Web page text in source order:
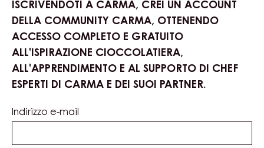
ISCRIVENDOTI A CARMA, CREI UN ACCOUNT
DELLA COMMUNITY CARMA, OTTENENDO
ACCESSO COMPLETO E GRATUITO
ALL'ISPIRAZIONE CIOCCOLATIERA,
ALL'APPRENDIMENTO E AL SUPPORTO DI CHEF
ESPERTI DI CARMA E DEI SUOI PARTNER.
Indirizzo e-mail